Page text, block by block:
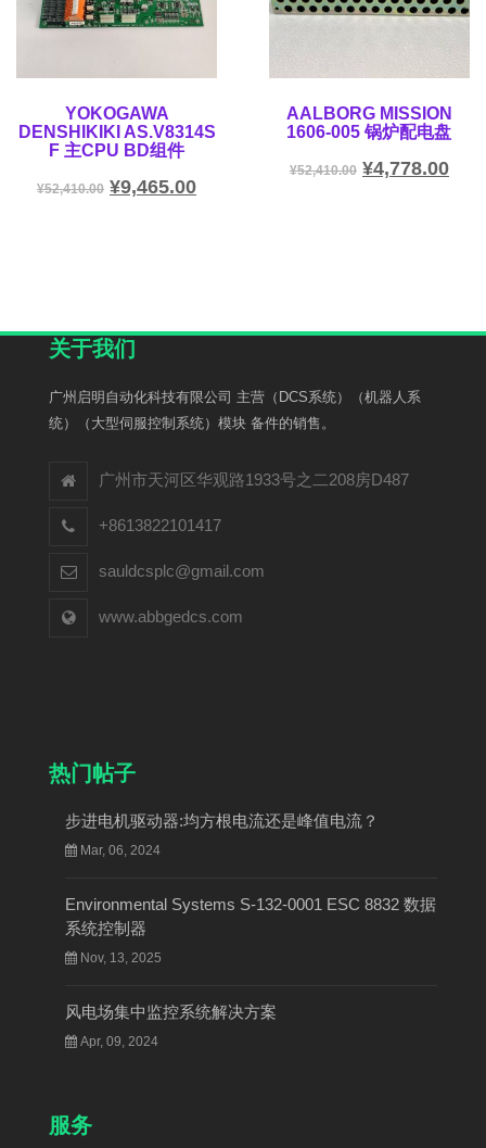
YOKOGAWA
DENSHIKIKI AS.V8314S
F 主CPU BD组件
¥52,410.00 ¥9,465.00
AALBORG MISSION
1606-005 锅炉配电盘
¥52,410.00 ¥4,778.00
关于我们
广州启明自动化科技有限公司 主营（DCS系统）（机器人系
统）（大型伺服控制系统）模块 备件的销售。
广州市天河区华观路1933号之二208房D487
+8613822101417
sauldcsplc@gmail.com
www.abbgedcs.com
热门帖子
步进电机驱动器:均方根电流还是峰值电流？
Mar, 06, 2024
Environmental Systems S-132-0001 ESC 8832 数据
系统控制器
Nov, 13, 2025
风电场集中监控系统解决方案
Apr, 09, 2024
服务